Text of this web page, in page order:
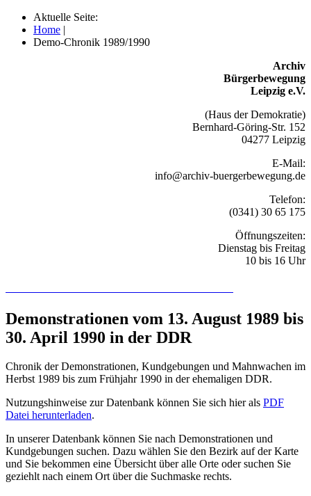
Aktuelle Seite:
Home |
Demo-Chronik 1989/1990
Archiv
Bürgerbewegung
Leipzig e.V.
(Haus der Demokratie)
Bernhard-Göring-Str. 152
04277 Leipzig
E-Mail:
info@archiv-buergerbewegung.de
Telefon:
(0341) 30 65 175
Öffnungszeiten:
Dienstag bis Freitag
10 bis 16 Uhr
Demonstrationen vom 13. August 1989 bis
30. April 1990 in der DDR
Chronik der Demonstrationen, Kundgebungen und Mahnwachen im
Herbst 1989 bis zum Frühjahr 1990 in der ehemaligen DDR.
Nutzungshinweise zur Datenbank können Sie sich hier als PDF
Datei herunterladen.
In unserer Datenbank können Sie nach Demonstrationen und
Kundgebungen suchen. Dazu wählen Sie den Bezirk auf der Karte
und Sie bekommen eine Übersicht über alle Orte oder suchen Sie
geziehlt nach einem Ort über die Suchmaske rechts.